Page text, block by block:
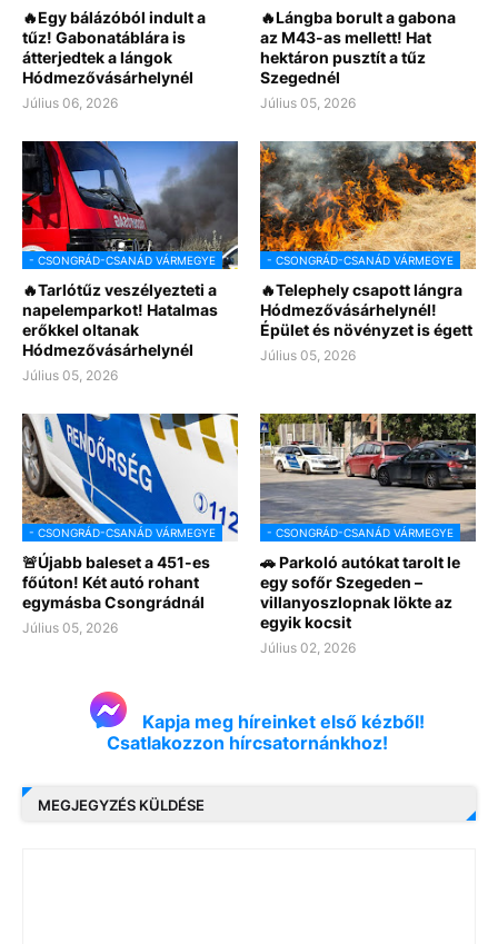
🔥Egy bálázóból indult a
tűz! Gabonatáblára is
átterjedtek a lángok
Hódmezővásárhelynél
Július 06, 2026
🔥Lángba borult a gabona
az M43-as mellett! Hat
hektáron pusztít a tűz
Szegednél
Július 05, 2026
- CSONGRÁD-CSANÁD VÁRMEGYE
🔥Tarlótűz veszélyezteti a
napelemparkot! Hatalmas
erőkkel oltanak
Hódmezővásárhelynél
Július 05, 2026
- CSONGRÁD-CSANÁD VÁRMEGYE
🔥Telephely csapott lángra
Hódmezővásárhelynél!
Épület és növényzet is égett
Július 05, 2026
- CSONGRÁD-CSANÁD VÁRMEGYE
🚨Újabb baleset a 451-es
főúton! Két autó rohant
egymásba Csongrádnál
Július 05, 2026
- CSONGRÁD-CSANÁD VÁRMEGYE
🚗 Parkoló autókat tarolt le
egy sofőr Szegeden –
villanyoszlopnak lökte az
egyik kocsit
Július 02, 2026
Kapja meg híreinket első kézből!
Csatlakozzon hírcsatornánkhoz!
MEGJEGYZÉS KÜLDÉSE